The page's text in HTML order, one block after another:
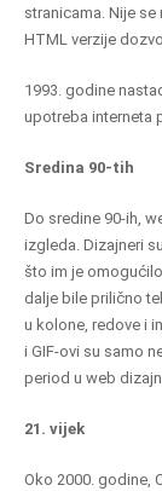
stranicama. Nije
HTML verzije
1993. godine
upotreba interneta
Sredina 90-tih
Do sredine 90-ih,
izgleda. Dizajneri
što im je
dalje bile prilično
u kolone, redove i
i GIF-ovi su samo
period u web
21. vijek
Oko 2000. godine,